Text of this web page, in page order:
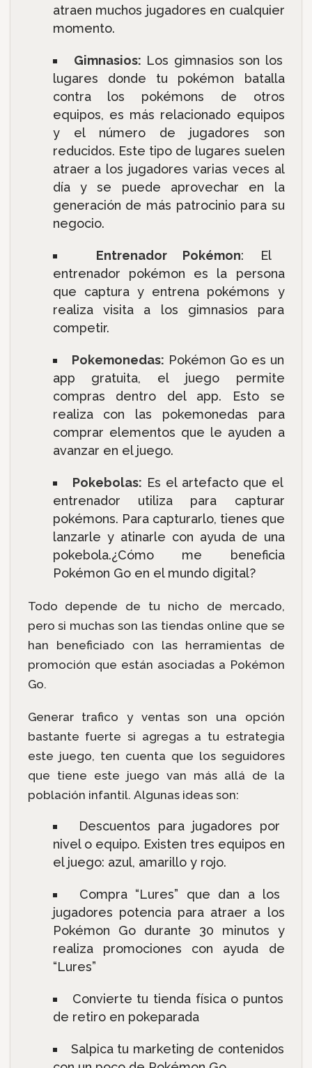
atraen muchos jugadores en cualquier
momento.
Gimnasios: Los gimnasios son los
lugares donde tu pokémon batalla
contra los pokémons de otros
equipos, es más relacionado equipos
y el número de jugadores son
reducidos. Este tipo de lugares suelen
atraer a los jugadores varias veces al
día y se puede aprovechar en la
generación de más patrocinio para su
negocio.
Entrenador Pokémon: El
entrenador pokémon es la persona
que captura y entrena pokémons y
realiza visita a los gimnasios para
competir.
Pokemonedas: Pokémon Go es un
app gratuita, el juego permite
compras dentro del app. Esto se
realiza con las pokemonedas para
comprar elementos que le ayuden a
avanzar en el juego.
Pokebolas: Es el artefacto que el
entrenador utiliza para capturar
pokémons. Para capturarlo, tienes que
lanzarle y atinarle con ayuda de una
pokebola.¿Cómo me beneficia
Pokémon Go en el mundo digital?
Todo depende de tu nicho de mercado,
pero si muchas son las tiendas online que se
han beneficiado con las herramientas de
promoción que están asociadas a Pokémon
Go.
Generar trafico y ventas son una opción
bastante fuerte si agregas a tu estrategia
este juego, ten cuenta que los seguidores
que tiene este juego van más allá de la
población infantil. Algunas ideas son:
Descuentos para jugadores por
nivel o equipo. Existen tres equipos en
el juego: azul, amarillo y rojo.
Compra “Lures” que dan a los
jugadores potencia para atraer a los
Pokémon Go durante 30 minutos y
realiza promociones con ayuda de
“Lures”
Convierte tu tienda física o puntos
de retiro en pokeparada
Salpica tu marketing de contenidos